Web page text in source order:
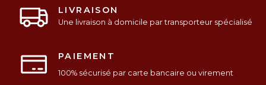
LIVRAISON
Une livraison à domicile par transporteur spécialisé
PAIEMENT
100% sécurisé par carte bancaire ou virement